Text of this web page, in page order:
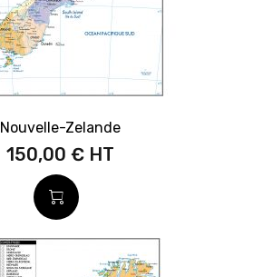
Nouvelle-Zelande
150,00 €